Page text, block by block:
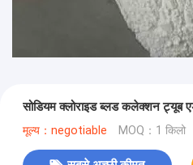
सोडियम क्लोराइड ब्लड कलेक्शन ट्यूब
मूल्य：negotiable MOQ：1 किलो